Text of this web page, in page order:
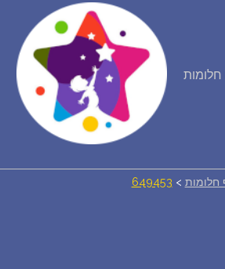
חלומות
חלומות >
649453